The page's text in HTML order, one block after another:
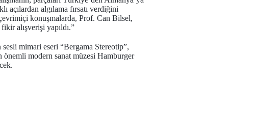
algılama fırsatı verdiğini
konuşmalarda, Prof. Can Bilsel,
alışverişi yapıldı.”
mimari eseri “Bergama Stereotip”,
önemli modern sanat müzesi Hamburger